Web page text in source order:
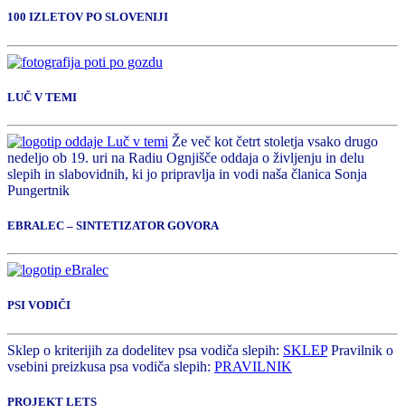
100 IZLETOV PO SLOVENIJI
LUČ V TEMI
Že več kot četrt stoletja vsako drugo
nedeljo ob 19. uri na Radiu Ognjišče oddaja o življenju in delu
slepih in slabovidnih, ki jo pripravlja in vodi naša članica Sonja
Pungertnik
EBRALEC – SINTETIZATOR GOVORA
PSI VODIČI
Sklep o kriterijih za dodelitev psa vodiča slepih: SKLEPPravilnik o
vsebini preizkusa psa vodiča slepih: PRAVILNIK
PROJEKT LETS